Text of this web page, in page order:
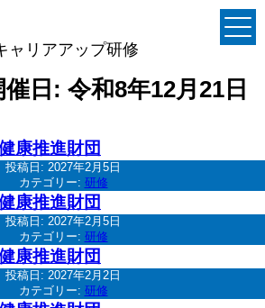
ャリアアップ研修
日: 令和8年12月21日
康推進財団
投稿日: 2027年2月5日
カテゴリー: 研修
康推進財団
投稿日: 2027年2月5日
カテゴリー: 研修
康推進財団
投稿日: 2027年2月2日
カテゴリー: 研修